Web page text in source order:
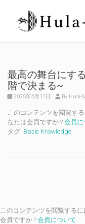
最高の舞台にす
階で決まる~
2025年6月11日 By Hula-
このコンテンツを閲覧す
なたは会員ですか ? 会員に
タグ: Basic Knowledge
このコンテンツを閲覧する
会員ですか ? 会員について